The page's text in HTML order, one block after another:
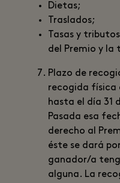
Dietas;
Traslados;
Tasas y
del Premio y
Plazo de
recogida física
hasta el día 31
Pasada esa
derecho al
éste se dará
ganador/a
alguna. La